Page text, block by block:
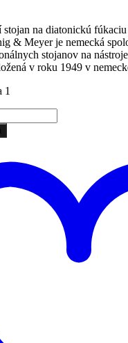
na diatonickú
& Meyer je nemecká
stojanov na
v roku 1949 v
1